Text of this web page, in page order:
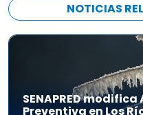
NOTICIAS
SENAPRED
Preventiva en Los